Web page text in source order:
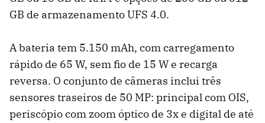
GB de armazenamento UFS 4.0.
A bateria tem 5.150 mAh, com carregamento
rápido de 65 W, sem fio de 15 W e recarga
reversa. O conjunto de câmeras inclui três
sensores traseiros de 50 MP: principal com OIS,
periscópio com zoom óptico de 3x e digital de até